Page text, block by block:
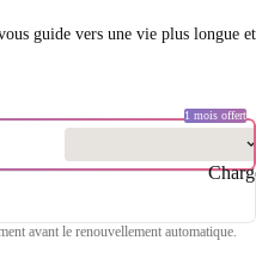
guide vers une vie plus longue et
1 mois offert
avant le renouvellement automatique.